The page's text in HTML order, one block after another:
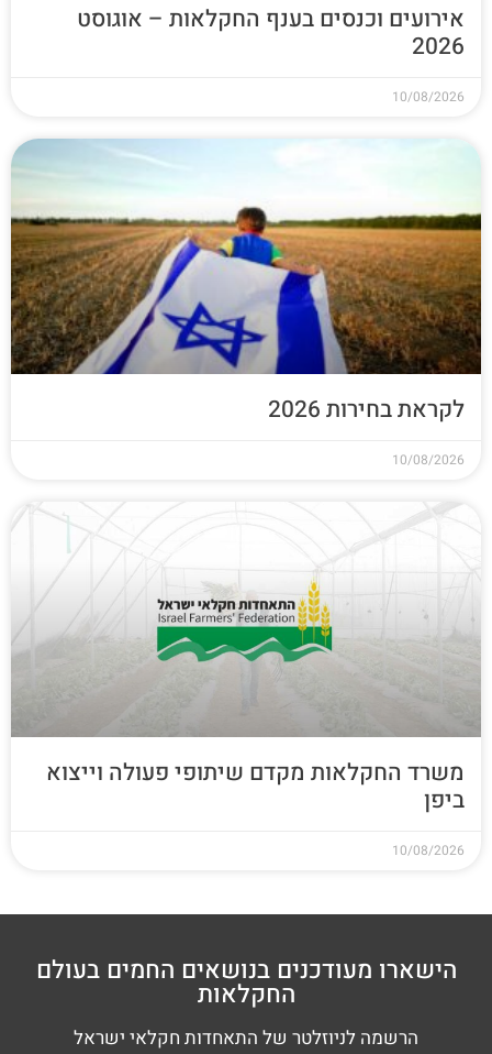
אירועים וכנסים בענף החקלאות – אוגוסט
2026
10/08/2026
לקראת בחירות 2026
10/08/2026
משרד החקלאות מקדם שיתופי פעולה וייצוא
ביפן
10/08/2026
הישארו מעודכנים בנושאים החמים בעולם
החקלאות
הרשמה לניוזלטר של התאחדות חקלאי ישראל